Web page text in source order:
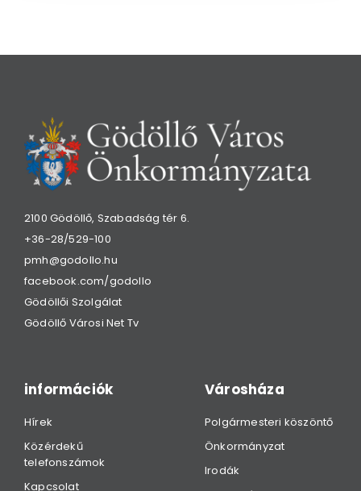
2100 Gödöllő, Szabadság tér 6.
+36-28/529-100
pmh@godollo.hu
facebook.com/godollo
Gödöllői Szolgálat
Gödöllő Városi Net Tv
információk
Hírek
Közérdekű
telefonszámok
Kapcsolat
Városháza
Polgármesteri köszöntő
Önkormányzat
Irodák